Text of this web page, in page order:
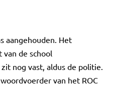
aangehouden. Het
de school
nog vast, aldus de politie.
van het ROC